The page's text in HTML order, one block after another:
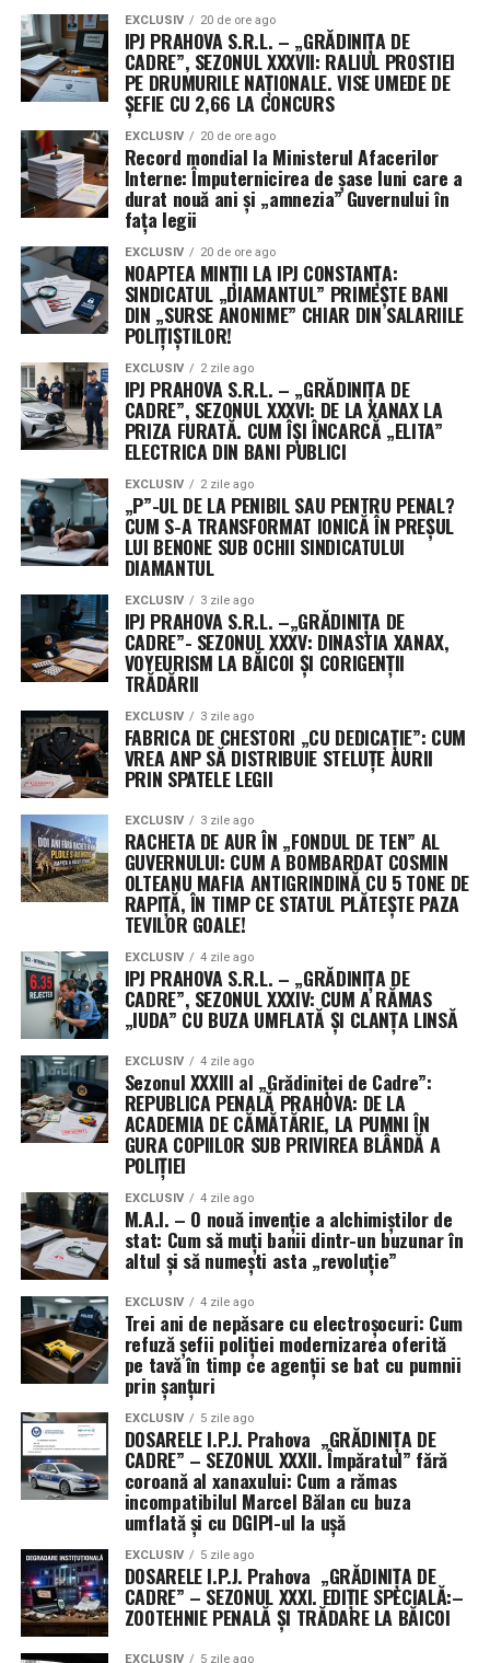
transformând semnăturile de astăzi într-o realitate
operativă.
EXCLUSIV 20 de ore ago
IPJ PRAHOVA S.R.L. – „GRĂDINIȚA DE
CADRE”, SEZONUL XXXVII: RALIUL PROSTIEI
PE DRUMURILE NAȚIONALE. VISE UMEDE DE
ȘEFIE CU 2,66 LA CONCURS
EXCLUSIV 20 de ore ago
Record mondial la Ministerul Afacerilor
Interne: Împuternicirea de șase luni care a
durat nouă ani și „amnezia” Guvernului în
fața legii
EXCLUSIV 20 de ore ago
NOAPTEA MINȚII LA IPJ CONSTANȚA:
SINDICATUL „DIAMANTUL” PRIMEȘTE BANI
DIN „SURSE ANONIME” CHIAR DIN SALARIILE
POLIȚIȘTILOR!
EXCLUSIV 2 zile ago
IPJ PRAHOVA S.R.L. – „GRĂDINIȚA DE
CADRE”, SEZONUL XXXVI: DE LA XANAX LA
PRIZA FURATĂ. CUM ÎȘI ÎNCARCĂ „ELITA”
ELECTRICA DIN BANI PUBLICI
EXCLUSIV 2 zile ago
„P”-UL DE LA PENIBIL SAU PENTRU PENAL?
CUM S-A TRANSFORMAT IONICĂ ÎN PREȘUL
LUI BENONE SUB OCHII SINDICATULUI
DIAMANTUL
EXCLUSIV 3 zile ago
IPJ PRAHOVA S.R.L. –„GRĂDINIȚA DE
CADRE”- SEZONUL XXXV: DINASTIA XANAX,
VOYEURISM LA BĂICOI ȘI CORIGENȚII
TRĂDĂRII
EXCLUSIV 3 zile ago
FABRICA DE CHESTORI „CU DEDICAȚIE”: CUM
VREA ANP SĂ DISTRIBUIE STELUȚE AURII
PRIN SPATELE LEGII
EXCLUSIV 3 zile ago
RACHETA DE AUR ÎN „FONDUL DE TEN” AL
GUVERNULUI: CUM A BOMBARDAT COSMIN
OLTEANU MAFIA ANTIGRINDINĂ CU 5 TONE DE
RAPIȚĂ, ÎN TIMP CE STATUL PLĂTEȘTE PAZA
TEVILOR GOALE!
EXCLUSIV 4 zile ago
IPJ PRAHOVA S.R.L. – „GRĂDINIȚA DE
CADRE”, SEZONUL XXXIV: CUM A RĂMAS
„IUDA” CU BUZA UMFLATĂ ȘI CLANȚA LINSĂ
EXCLUSIV 4 zile ago
Sezonul XXXIII al „Grădiniței de Cadre”:
REPUBLICA PENALĂ PRAHOVA: DE LA
ACADEMIA DE CĂMĂTĂRIE, LA PUMNI ÎN
GURA COPIILOR SUB PRIVIREA BLÂNDĂ A
POLIȚIEI
EXCLUSIV 4 zile ago
M.A.I. – O nouă invenție a alchimiștilor de
stat: Cum să muți banii dintr-un buzunar în
altul și să numești asta „revoluție”
EXCLUSIV 4 zile ago
Trei ani de nepăsare cu electroșocuri: Cum
refuză șefii poliției modernizarea oferită
pe tavă în timp ce agenții se bat cu pumnii
prin șanțuri
EXCLUSIV 5 zile ago
DOSARELE I.P.J. Prahova „GRĂDINIȚA DE
CADRE” – SEZONUL XXXII. Împăratul” fără
coroană al xanaxului: Cum a rămas
incompatibilul Marcel Bălan cu buza
umflată și cu DGIPI-ul la ușă
EXCLUSIV 5 zile ago
DOSARELE I.P.J. Prahova „GRĂDINIȚA DE
CADRE” – SEZONUL XXXI. EDIȚIE SPECIALĂ:–
ZOOTEHNIE PENALĂ ȘI TRĂDARE LA BĂICOI
EXCLUSIV 5 zile ago